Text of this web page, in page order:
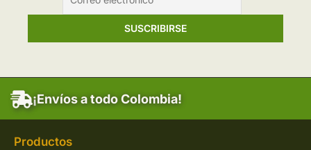
¡Envíos a todo Colombia!
Productos